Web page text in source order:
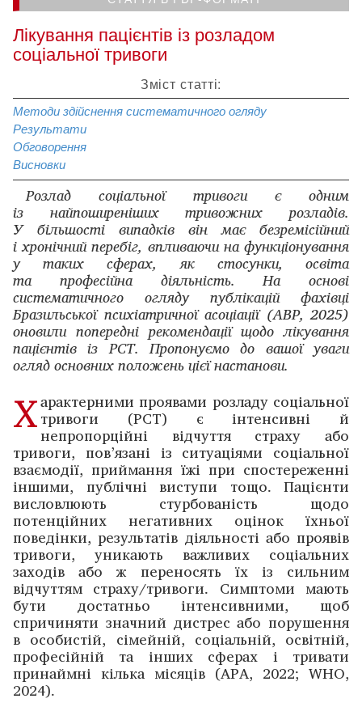
Лікування пацієнтів із розладом
соціальної тривоги
Зміст статті:
Методи здійснення систематичного огляду
Результати
Обговорення
Висновки
Розлад соціальної тривоги є одним
із найпоширеніших тривожних розладів.
У більшості випадків він має безремісійний
і хронічний перебіг, впливаючи на функціонування
у таких сферах, як стосунки, освіта
та професійна діяльність. На основі
систематичного огляду публікацій фахівці
Бразильської психіатричної асоціації (ABP, 2025)
оновили попередні рекомендації щодо лікування
пацієнтів із РСТ. Пропонуємо до вашої уваги
огляд основних положень цієї настанови.
Характерними проявами розладу соціальної
тривоги (РСТ) є інтенсивні й
непропорційні відчуття страху або
тривоги, пов’язані із ситуаціями соціальної
взаємодії, приймання їжі при спостереженні
іншими, публічні виступи тощо. Пацієнти
висловлюють стурбованість щодо
потенційних негативних оцінок їхньої
поведінки, результатів діяльності або проявів
тривоги, уникають важливих соціальних
заходів або ж переносять їх із сильним
відчуттям страху/тривоги. Симптоми мають
бути достатньо інтенсивними, щоб
спричиняти значний дистрес або порушення
в особистій, сімейній, соціальній, освітній,
професійній та інших сферах і тривати
принаймні кілька місяців (APA, 2022; WHO,
2024).